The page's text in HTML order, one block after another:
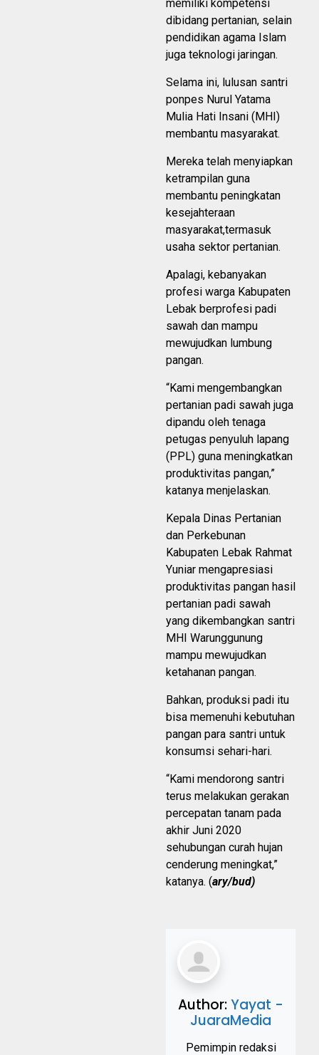
memiliki kompetensi
dibidang pertanian, selain
pendidikan agama Islam
juga teknologi jaringan.
Selama ini, lulusan santri
ponpes Nurul Yatama
Mulia Hati Insani (MHI)
membantu masyarakat.
Mereka telah menyiapkan
ketrampilan guna
membantu peningkatan
kesejahteraan
masyarakat,termasuk
usaha sektor pertanian.
Apalagi, kebanyakan
profesi warga Kabupaten
Lebak berprofesi padi
sawah dan mampu
mewujudkan lumbung
pangan.
“Kami mengembangkan
pertanian padi sawah juga
dipandu oleh tenaga
petugas penyuluh lapang
(PPL) guna meningkatkan
produktivitas pangan,”
katanya menjelaskan.
Kepala Dinas Pertanian
dan Perkebunan
Kabupaten Lebak Rahmat
Yuniar mengapresiasi
produktivitas pangan hasil
pertanian padi sawah
yang dikembangkan santri
MHI Warunggunung
mampu mewujudkan
ketahanan pangan.
Bahkan, produksi padi itu
bisa memenuhi kebutuhan
pangan para santri untuk
konsumsi sehari-hari.
“Kami mendorong santri
terus melakukan gerakan
percepatan tanam pada
akhir Juni 2020
sehubungan curah hujan
cenderung meningkat,”
katanya. (ary/bud)
Author:Yayat -
JuaraMedia
Pemimpin redaksi